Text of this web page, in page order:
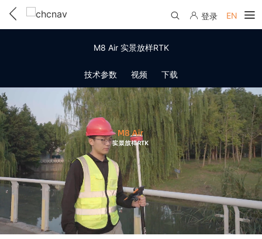
下载中心
教学视频
服务支持
线上自助寄修
维修进度查询
售前问答
行业无忧
联系我们
国内分支机构
国内授权经销
申请成为伙伴
活动专区
资讯中心
了解华测
登录 EN
M8 Air 实景放样RTK
技术参数 视频 下载